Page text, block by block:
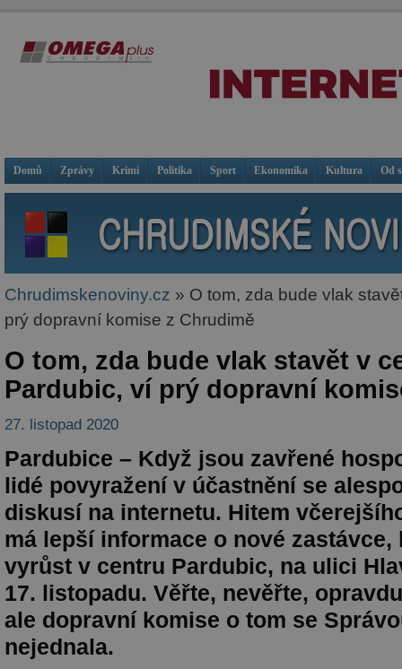
Domů Zprávy Krimi Politika Sport Ekonomika Kultura Od
Chrudimskenoviny.cz » O tom, zda bude vlak
prý dopravní komise z Chrudimě
O tom, zda bude vlak stavět v
Pardubic, ví prý dopravní
27. listopad 2020
Pardubice – Když jsou zavřené
lidé povyražení v účastnění se
diskusí na internetu. Hitem
má lepší informace o nové zastávce,
vyrůst v centru Pardubic, na ulici
17. listopadu. Věřte, nevěřte,
ale dopravní komise o tom se
nejednala.